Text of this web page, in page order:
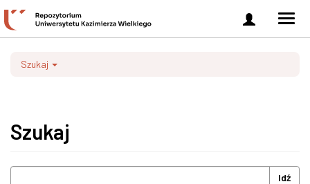
Zaloguj
się
Szukaj
Szukaj
Idź